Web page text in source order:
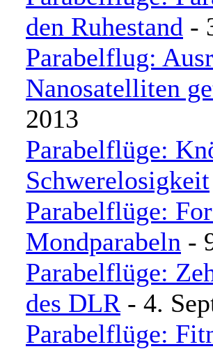
den Ruhestand -
Parabelflug:
Nanosatelliten
2013
Parabelflüge:
Schwerelosigkeit
Parabelflüge:
Mondparabeln -
Parabelflüge:
des DLR - 4.
Parabelflüge: